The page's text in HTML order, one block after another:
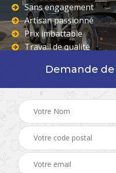
Sans engagement
Artisan passionné
Prix imbattable
Travail de qualité
Demande